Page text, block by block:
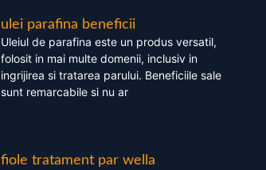
ulei parafina beneficii
Uleiul de parafina este un produs versatil,
folosit in mai multe domenii, inclusiv in
ingrijirea si tratarea parului. Beneficiile sale
sunt remarcabile si nu ar
fiole tratament par wella